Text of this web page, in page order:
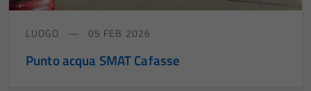
LUOGO 05 FEB 2026
Punto acqua SMAT Cafasse